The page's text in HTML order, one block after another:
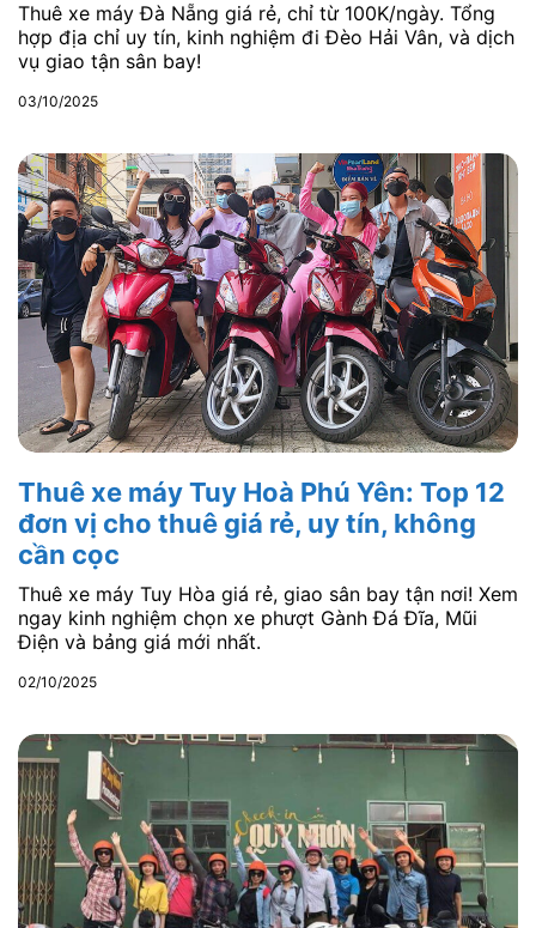
Thuê xe máy Đà Nẵng giá rẻ, chỉ từ 100K/ngày. Tổng
hợp địa chỉ uy tín, kinh nghiệm đi Đèo Hải Vân, và dịch
vụ giao tận sân bay!
03/10/2025
Thuê xe máy Tuy Hoà Phú Yên: Top 12
đơn vị cho thuê giá rẻ, uy tín, không
cần cọc
Thuê xe máy Tuy Hòa giá rẻ, giao sân bay tận nơi! Xem
ngay kinh nghiệm chọn xe phượt Gành Đá Đĩa, Mũi
Điện và bảng giá mới nhất.
02/10/2025